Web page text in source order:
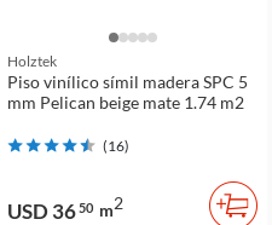
Holztek
Piso vinílico símil madera SPC 5
mm Pelican beige mate 1.74 m2
(16)
USD 3650 m2